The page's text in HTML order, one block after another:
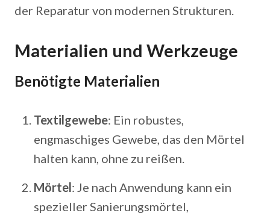
der Reparatur von modernen Strukturen.
Materialien und Werkzeuge
Benötigte Materialien
Textilgewebe: Ein robustes,
engmaschiges Gewebe, das den Mörtel
halten kann, ohne zu reißen.
Mörtel: Je nach Anwendung kann ein
spezieller Sanierungsmörtel,